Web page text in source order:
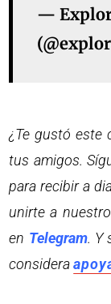
—
¿Te gustó este
tus amigos.
para recibir a
unirte a nuestro
en Telegram. Y
considera